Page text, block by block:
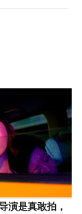
演是真敢拍，